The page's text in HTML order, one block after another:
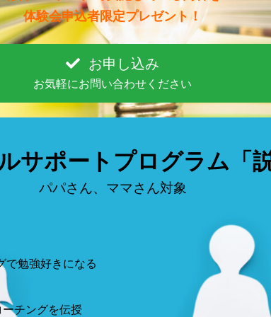
体験会申込者限定プレゼント！
お申し込み
お気軽にお問い合わせください
サポートプログラム「
パパさん、ママさん対象
で勉強好きになる
ーチングを伝授